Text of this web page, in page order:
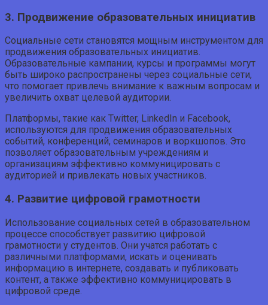
3. Продвижение образовательных инициатив
Социальные сети становятся мощным инструментом для
продвижения образовательных инициатив.
Образовательные кампании, курсы и программы могут
быть широко распространены через социальные сети,
что помогает привлечь внимание к важным вопросам и
увеличить охват целевой аудитории.
Платформы, такие как Twitter, LinkedIn и Facebook,
используются для продвижения образовательных
событий, конференций, семинаров и воркшопов. Это
позволяет образовательным учреждениям и
организациям эффективно коммуницировать с
аудиторией и привлекать новых участников.
4. Развитие цифровой грамотности
Использование социальных сетей в образовательном
процессе способствует развитию цифровой
грамотности у студентов. Они учатся работать с
различными платформами, искать и оценивать
информацию в интернете, создавать и публиковать
контент, а также эффективно коммуницировать в
цифровой среде.